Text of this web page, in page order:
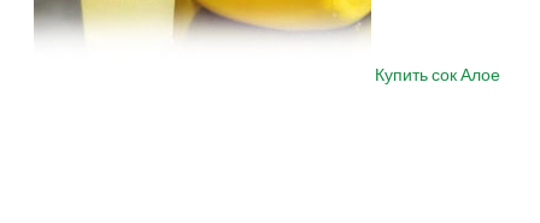
Купить сок Алое